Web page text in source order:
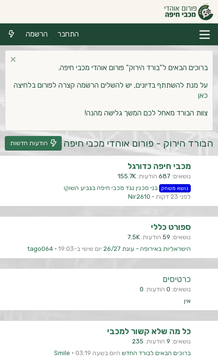
התחבר הרשמה
ברוכים הבאים ל"בורד הירוק" פורום אוהדי מכבי חיפה.
על מנת להשתתף בדיונים, יש להשלים הרשמה קצרה לפורום בלחיצה
כאן
צוות הבורד מאחל לכם המשך גלישה מהנה!
הבורד הירוק - פורום אוהדי מכבי חיפה הודעות חדשות
מכבי חיפה כדורגל
נושאים 687 הודעות 155.7K
נושא משחק
בני סכנין נגד מכבי חיפה בגביע השוקו
לפני 23 דקות
Nir2610
ספורט כללי
נושאים 59 הודעות 7.5K
הישראליות באירופה - עונת 26/27
יום שישי ב-19:03 tago064
כרטיסים
נושאים 0 הודעות 0
אין
כל מה שלא קשור למכבי
נושאים 9 הודעות 235
ברוכים הבאים לבורד החדש היום בשעה 03:19 Smile